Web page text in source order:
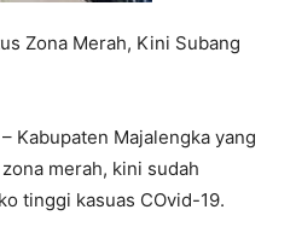
Zona Merah, Kini Subang
Kabupaten Majalengka yang
merah, kini sudah
tinggi kasuas COvid-19.